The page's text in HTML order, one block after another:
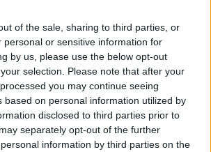
of the sale, sharing to third parties, or
personal or sensitive information for
by us, please use the below opt-out
selection. Please note that after your
you may continue seeing
based on personal information utilized by
disclosed to third parties prior to
separately opt-out of the further
information by third parties on the